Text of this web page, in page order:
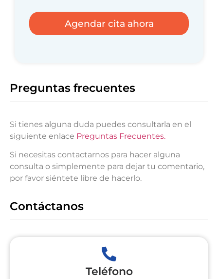
Preguntas frecuentes
Si tienes alguna duda puedes consultarla en el
siguiente enlace Preguntas Frecuentes.
Si necesitas contactarnos para hacer alguna
consulta o simplemente para dejar tu comentario,
por favor siéntete libre de hacerlo.
Contáctanos
Teléfono